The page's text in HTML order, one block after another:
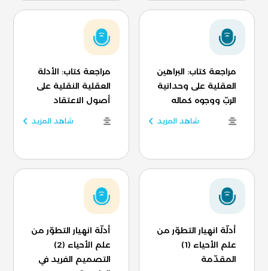
مراجعة كتاب: البراهين
العقلية على وحدانية
الربّ ووجوه كماله
شاهد المزيد
مراجعة كتاب: الأدلة
العقلية النقلية على
أصول الاعتقاد
شاهد المزيد
أدلّة انهيار التطوّر من
علم الأحياء (1)
المقدّمة
أدلّة انهيار التطوّر من
علم الأحياء (2)
التصميم الفريد في